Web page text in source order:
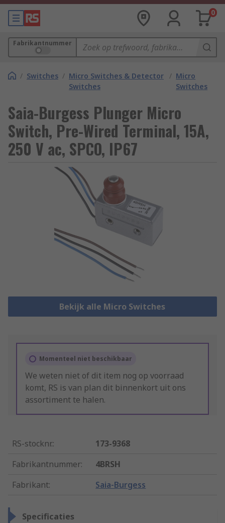
0
Fabrikantnummer
/ Switches / Micro Switches & Detector
Switches
/ Micro
Switches
Saia-Burgess Plunger Micro
Switch, Pre-Wired Terminal, 15A,
250 V ac, SPCO, IP67
Bekijk alle Micro Switches
Momenteel niet beschikbaar
We weten niet of dit item nog op voorraad
komt, RS is van plan dit binnenkort uit ons
assortiment te halen.
RS-stocknr.:
173-9368
Fabrikantnummer:
4BRSH
Fabrikant: Saia-Burgess
Specificaties